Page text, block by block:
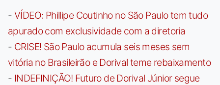
- VÍDEO: Phillipe Coutinho no São Paulo tem tudo
apurado com exclusividade com a diretoria
- CRISE! São Paulo acumula seis meses sem
vitória no Brasileirão e Dorival teme rebaixamento
- INDEFINIÇÃO! Futuro de Dorival Júnior segue